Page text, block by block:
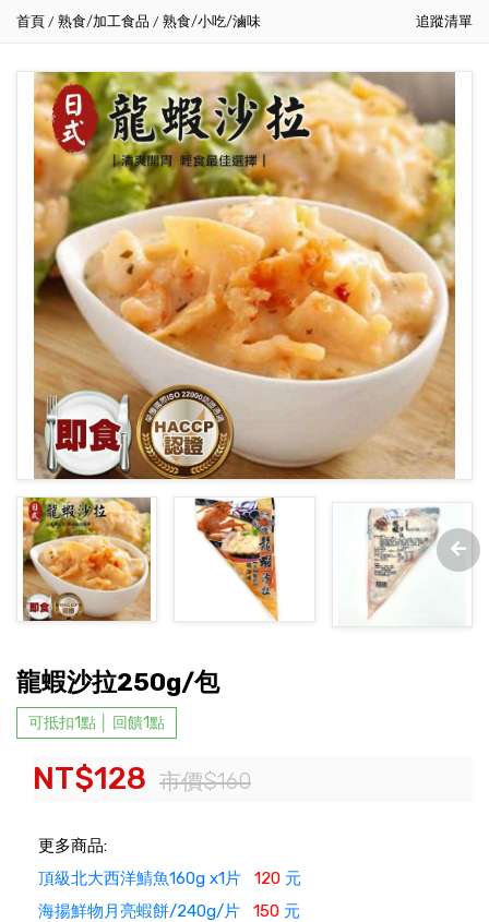
首頁 / 熟食/加工食品 / 熟食/小吃/滷味 追蹤清單
龍蝦沙拉250g/包
可抵扣1點 │ 回饋1點
NT$128 市價$160
更多商品:
頂級北大西洋鯖魚160g x1片 120 元
海揚鮮物月亮蝦餅/240g/片 150 元